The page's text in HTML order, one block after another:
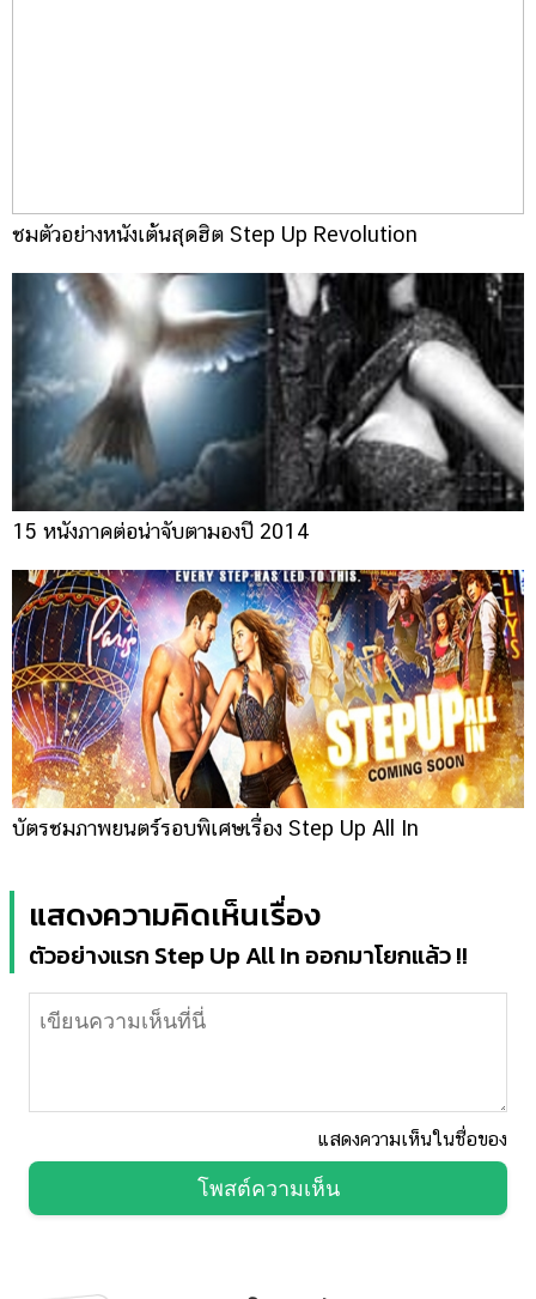
ชมตัวอย่างหนังเต้นสุดฮิต Step Up Revolution
15 หนังภาคต่อน่าจับตามองปี 2014
บัตรชมภาพยนตร์รอบพิเศษเรื่อง Step Up All In
แสดงความคิดเห็นเรื่อง
ตัวอย่างแรก Step Up All In ออกมาโยกแล้ว !!
แสดงความเห็นในชื่อของ
โพสต์ความเห็น